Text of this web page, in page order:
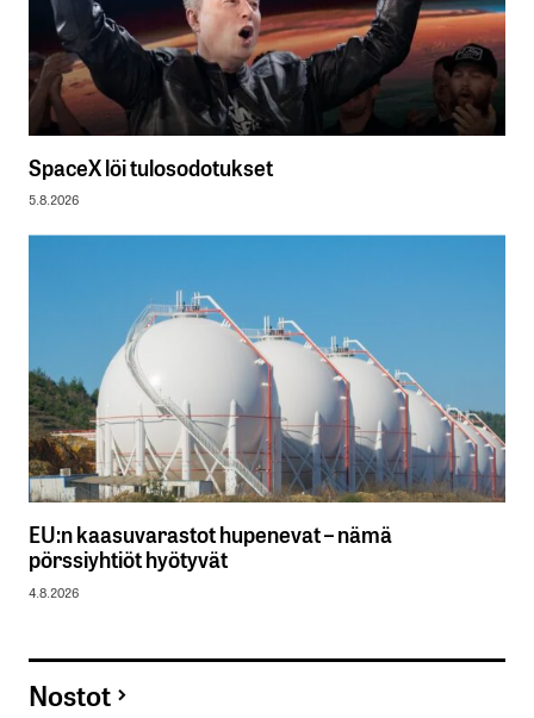
SpaceX löi tulosodotukset
5.8.2026
EU:n kaasuvarastot hupenevat – nämä
pörssiyhtiöt hyötyvät
4.8.2026
Nostot